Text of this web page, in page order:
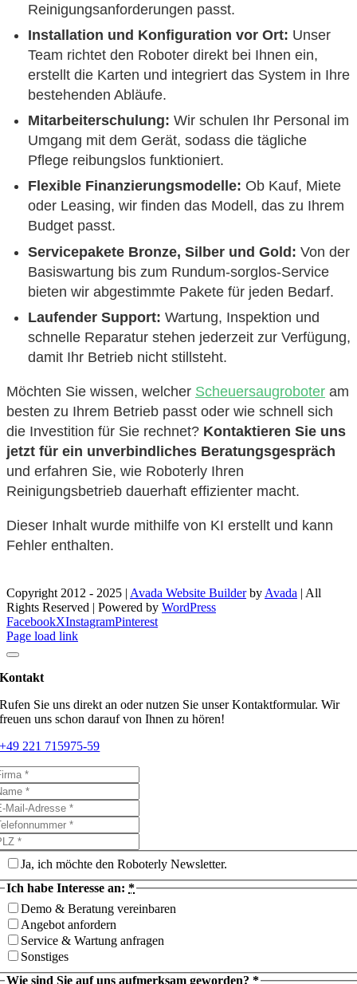
Reinigungsanforderungen passt.
Installation und Konfiguration vor Ort: Unser
Team richtet den Roboter direkt bei Ihnen ein,
erstellt die Karten und integriert das System in Ihre
bestehenden Abläufe.
Mitarbeiterschulung: Wir schulen Ihr Personal im
Umgang mit dem Gerät, sodass die tägliche
Pflege reibungslos funktioniert.
Flexible Finanzierungsmodelle: Ob Kauf, Miete
oder Leasing, wir finden das Modell, das zu Ihrem
Budget passt.
Servicepakete Bronze, Silber und Gold: Von der
Basiswartung bis zum Rundum-sorglos-Service
bieten wir abgestimmte Pakete für jeden Bedarf.
Laufender Support: Wartung, Inspektion und
schnelle Reparatur stehen jederzeit zur Verfügung,
damit Ihr Betrieb nicht stillsteht.
Möchten Sie wissen, welcher Scheuersaugroboter am
besten zu Ihrem Betrieb passt oder wie schnell sich
die Investition für Sie rechnet? Kontaktieren Sie uns
jetzt für ein unverbindliches Beratungsgespräch
und erfahren Sie, wie Roboterly Ihren
Reinigungsbetrieb dauerhaft effizienter macht.
Dieser Inhalt wurde mithilfe von KI erstellt und kann
Fehler enthalten.
Copyright 2012 - 2025 | Avada Website Builderby Avada | All
Rights Reserved | Powered by WordPress
FacebookXInstagramPinterest
Page load link
Kontakt
Rufen Sie uns direkt an oder nutzen Sie unser Kontaktformular. Wir
freuen uns schon darauf von Ihnen zu hören!
+49 221 715975-59
Ja, ich möchte den Roboterly Newsletter.
Ich habe Interesse an:*
Demo & Beratung vereinbaren
Angebot anfordern
Service & Wartung anfragen
Sonstiges
Wie sind Sie auf uns aufmerksam geworden?*